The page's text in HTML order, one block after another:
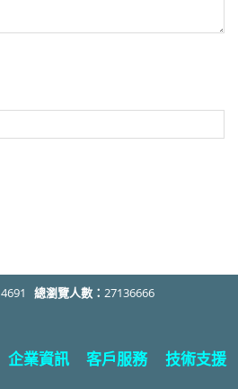
4691 總瀏覽人數： 27136666
企業資訊 客戶服務 技術支援